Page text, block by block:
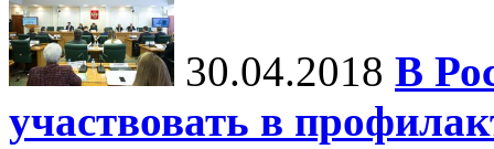
30.04.2018 В
участвовать в